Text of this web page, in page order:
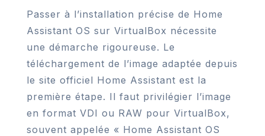
Passer à l’installation précise de Home
Assistant OS sur VirtualBox nécessite
une démarche rigoureuse. Le
téléchargement de l’image adaptée depuis
le site officiel Home Assistant est la
première étape. Il faut privilégier l’image
en format VDI ou RAW pour VirtualBox,
souvent appelée « Home Assistant OS